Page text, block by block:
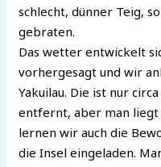
schlecht, dünner Teig,
gebraten.
Das wetter entwickelt
vorhergesagt und wir
Yakuilau. Die ist nur
entfernt, aber man liegt
lernen wir auch die
die Insel eingeladen.